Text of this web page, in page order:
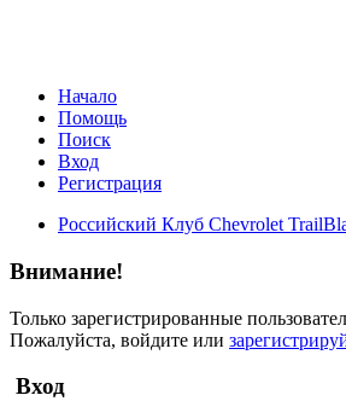
Начало
Помощь
Поиск
Вход
Регистрация
Российский Клуб Chevrolet
Внимание!
Только зарегистрированные
Пожалуйста, войдите или
Вход